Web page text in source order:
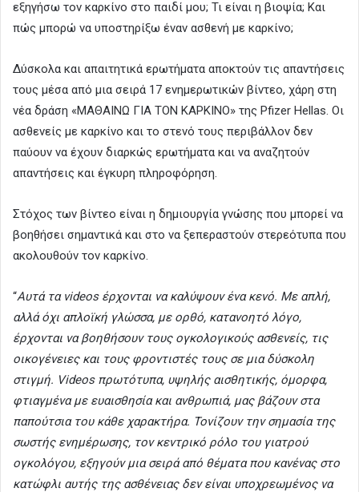
εξηγήσω τον καρκίνο στο παιδί μου; Τι είναι η βιοψία; Και
πώς μπορώ να υποστηρίξω έναν ασθενή με καρκίνο;
Δύσκολα και απαιτητικά ερωτήματα αποκτούν τις απαντήσεις
τους μέσα από μια σειρά 17 ενημερωτικών βίντεο, χάρη στη
νέα δράση «ΜΑΘΑΙΝΩ ΓΙΑ ΤΟΝ ΚΑΡΚΙΝΟ» της Pfizer Hellas. Οι
ασθενείς με καρκίνο και το στενό τους περιβάλλον δεν
παύουν να έχουν διαρκώς ερωτήματα και να αναζητούν
απαντήσεις και έγκυρη πληροφόρηση.
Στόχος των βίντεο είναι η δημιουργία γνώσης που μπορεί να
βοηθήσει σημαντικά και στο να ξεπεραστούν στερεότυπα που
ακολουθούν τον καρκίνο.
“Αυτά τα videos έρχονται να καλύψουν ένα κενό. Με απλή,
αλλά όχι απλοϊκή γλώσσα, με ορθό, κατανοητό λόγο,
έρχονται να βοηθήσουν τους ογκολογικούς ασθενείς, τις
οικογένειες και τους φροντιστές τους σε μια δύσκολη
στιγμή. Videos πρωτότυπα, υψηλής αισθητικής, όμορφα,
φτιαγμένα με ευαισθησία και ανθρωπιά, μας βάζουν στα
παπούτσια του κάθε χαρακτήρα. Τονίζουν την σημασία της
σωστής ενημέρωσης, τον κεντρικό ρόλο του γιατρού
ογκολόγου, εξηγούν μια σειρά από θέματα που κανένας στο
κατώφλι αυτής της ασθένειας δεν είναι υποχρεωμένος να